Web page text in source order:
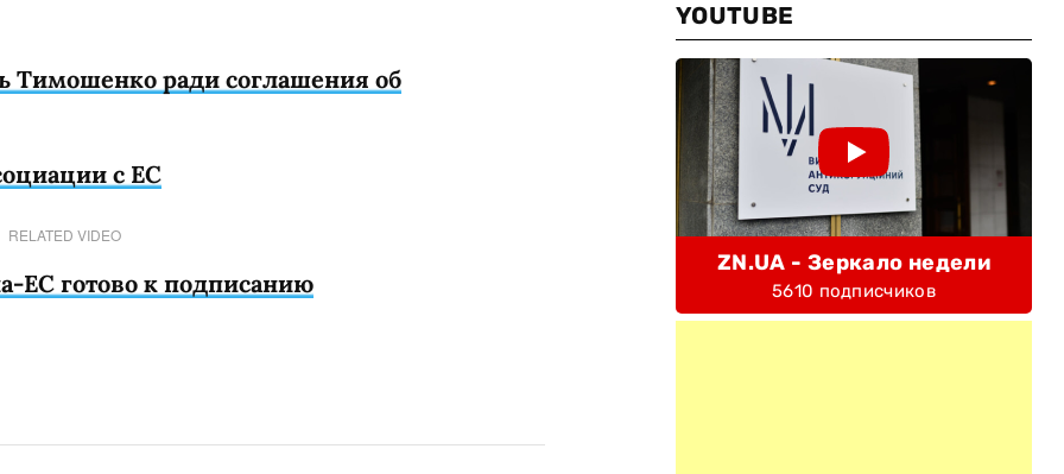
Тимошенко ради соглашения об
с ЕС
RELATED VIDEO
ЕС готово к подписанию
YOUTUBE
ZN.UA - Зеркало недели
5610 подписчиков